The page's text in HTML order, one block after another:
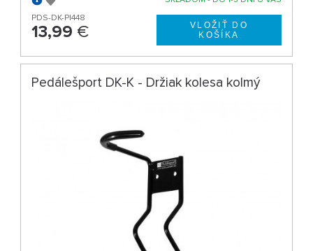
PDS-DK-P|448
13,99 €
Pedálešport DK-K - Držiak kolesa kolmý